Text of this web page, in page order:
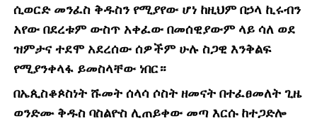
ሲወርድ መንፈስ ቅዱስን የሚያየው ሆነ ከዚህም በኃላ ኪሩብን
አየው በደረቱም ውስጥ አቀፈው በመሰዊያውም ላይ ሳለ ወደ
ዝምታና ተደሞ አደረሰው ሰዎችም ሁሉ ስጋዊ እንቅልፍ
የሚያንቀላፋ ይመስላቸው ነበር።
በኤጲስቆጶስነት ሹመት ሰላሳ ሶስት ዘመናት በተፈፀመለት ጊዜ
ወንድሙ ቅዱስ ባስልዮስ ሊጠይቀው መጣ እርሱ ከተጋድሎ